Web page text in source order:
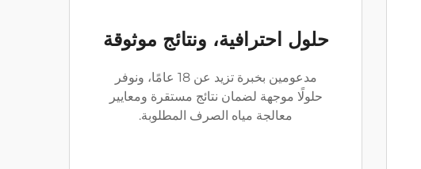
حلول احترافية، ونتائج موثوقة
مدعومين بخبرة تزيد عن 18 عامًا، ونوفر
حلولًا موجهة لضمان نتائج مستقرة ومعايير
معالجة مياه الصرف المطلوبة.